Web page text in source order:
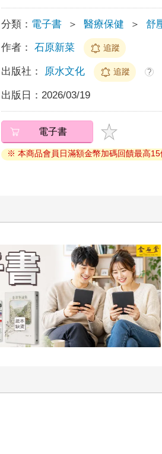
分類： 電子書 ＞ 醫療保健 ＞ 舒
作者： 石原新菜 追蹤
出版社： 原水文化 追蹤 ?
出版日： 2026/03/19
電子書
※ 本商品會員日滿額金幣加碼回饋最高15